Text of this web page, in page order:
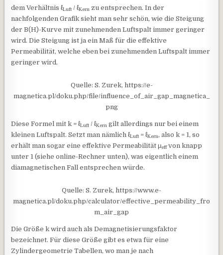
dem Verhältnis ℓLuft / ℓKern zu entsprechen. In der
nachfolgenden Grafik sieht man sehr schön, wie die Steigung
der B(H)-Kurve mit zunehmenden Luftspalt immer geringer
wird. Die Steigung ist ja ein Maß für die effektive
Permeabilität, welche eben bei zunehmenden Luftspalt immer
geringer wird.
Quelle: S. Zurek, https://e-
magnetica.pl/doku.php/file/influence_of_air_gap_magnetica_
png
Diese Formel mit k = ℓLuft / ℓKern gilt allerdings nur bei einem
kleinen Luftspalt. Setzt man nämlich ℓLuft = ℓKern, also k = 1, so
erhält man sogar eine effektive Permeabilität μeffvon knapp
unter 1 (siehe online-Rechner unten), was eigentlich einem
diamagnetischen Fall entsprechen würde.
Quelle: S. Zurek, https://www.e-
magnetica.pl/doku.php/calculator/effective_permeability_fro
m_air_gap
Die Größe k wird auch als Demagnetisierungsfaktor
bezeichnet. Für diese Größe gibt es etwa für eine
Zylindergeometrie Tabellen, wo man je nach